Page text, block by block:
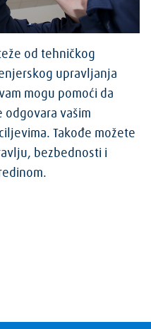
od tehničkog
upravljanja
mogu pomoći da
vašim
Takođe možete
bezbednosti i